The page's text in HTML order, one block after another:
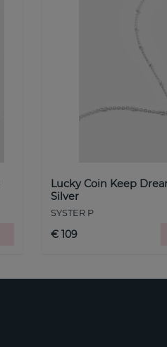
Lucky Coin Keep
Silver
SYSTER P
€ 109